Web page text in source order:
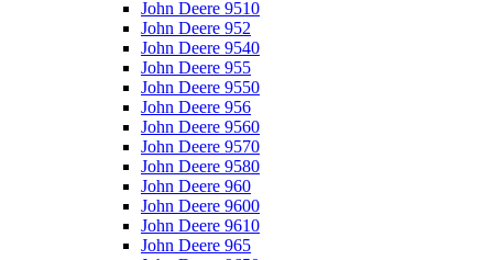
John Deere 9510
John Deere 952
John Deere 9540
John Deere 955
John Deere 9550
John Deere 956
John Deere 9560
John Deere 9570
John Deere 9580
John Deere 960
John Deere 9600
John Deere 9610
John Deere 965